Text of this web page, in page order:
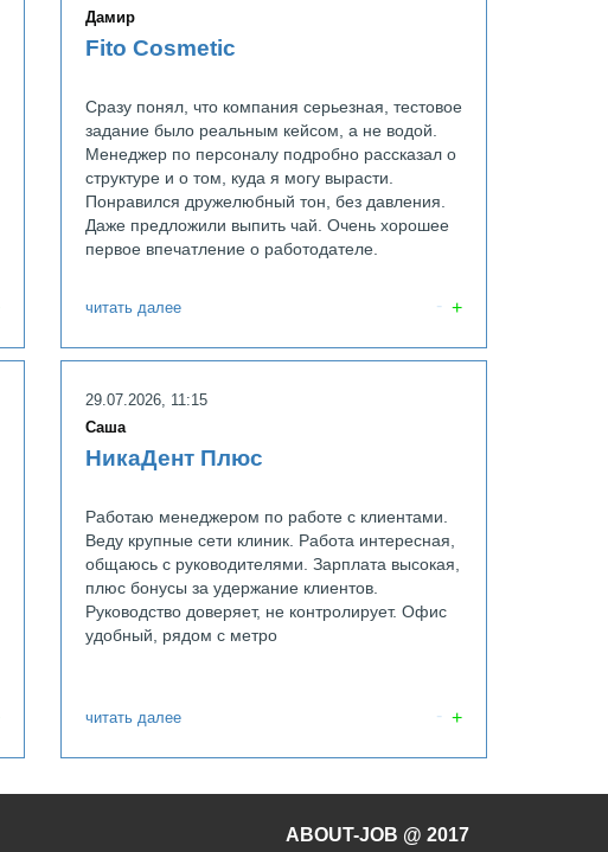
Дамир
Fito Cosmetic
Сразу понял, что компания серьезная, тестовое
задание было реальным кейсом, а не водой.
Менеджер по персоналу подробно рассказал о
структуре и о том, куда я могу вырасти.
Понравился дружелюбный тон, без давления.
Даже предложили выпить чай. Очень хорошее
первое впечатление о работодателе.
читать далее
29.07.2026, 11:15
Саша
НикаДент Плюс
Работаю менеджером по работе с клиентами.
Веду крупные сети клиник. Работа интересная,
общаюсь с руководителями. Зарплата высокая,
плюс бонусы за удержание клиентов.
Руководство доверяет, не контролирует. Офис
удобный, рядом с метро
читать далее
ABOUT-JOB @ 2017